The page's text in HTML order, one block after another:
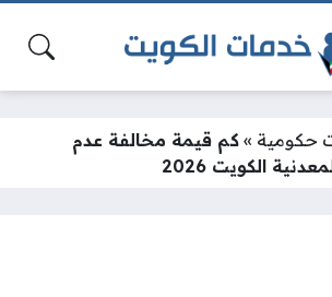
حكومية » كم قيمة مخالفة عدم
الكويت 2026